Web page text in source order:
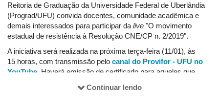
Reitoria de Graduação da Universidade Federal de Uberlândia
(Prograd/UFU) convida docentes, comunidade acadêmica e
demais interessados para participar da live "O movimento
estadual de resistência à Resolução CNE/CP n. 2/2019".
A iniciativa será realizada na próxima terça-feira (11/01), às
15 horas, com transmissão pelo canal do Provifor - UFU no
YouTube . Haverá emissão de certificado para aqueles que
Continuar lendo